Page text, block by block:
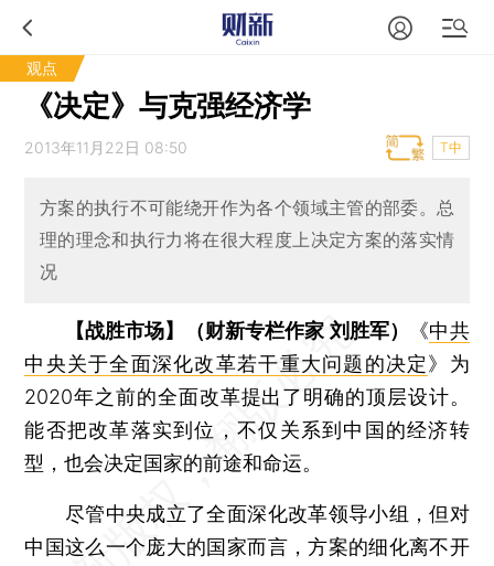
观点
《决定》与克强经济学
2013年11月22日 08:50 T中
方案的执行不可能绕开作为各个领域主管的部委。总
理的理念和执行力将在很大程度上决定方案的落实情
况
【战胜市场】（财新专栏作家 刘胜军） 《中共
中央关于全面深化改革若干重大问题的决定》为
2020年之前的全面改革提出了明确的顶层设计。
能否把改革落实到位，不仅关系到中国的经济转
型，也会决定国家的前途和命运。
尽管中央成立了全面深化改革领导小组，但对
中国这么一个庞大的国家而言，方案的细化离不开